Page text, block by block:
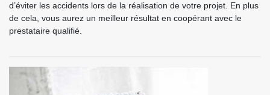
d’éviter les accidents lors de la réalisation de votre projet. En plus
de cela, vous aurez un meilleur résultat en coopérant avec le
prestataire qualifié.